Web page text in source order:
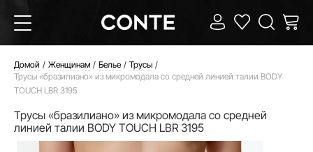
Домой Женщинам Белье
Трусы
Трусы «бразилиано» из микромодала со средней линией талии BODY
TOUCH LBR 3195
Трусы «бразилиано» из микромодала со средней
линией талии BODY TOUCH LBR 3195